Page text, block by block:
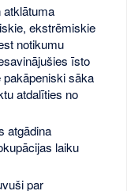
ekstrēmiskie
notikumu
īsto
pakāpeniski sāka
atdalīties no
atgādina
laiku
par